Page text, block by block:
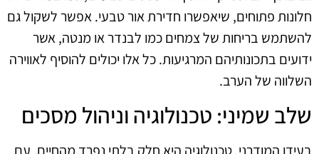
חלונות פתוחים, שיאפשרו חדירת אור טבעי. אפשר לשקול גם
להשתמש בריחות של צמחים כמו לבנדר או מנטה, אשר
ידועים בתכונותיהם המרגיעות. כל אלו יכולים להוסיף לאווירה
השלווה של הערב.
שלב שמיני: טכנולוגיה וניהול מסכים